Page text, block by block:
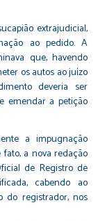
extrajudicial,
ao pedido. A
que, havendo
os autos ao juízo
deveria ser
emendar a petição
a impugnação
a nova redação
de Registro de
cabendo ao
do registrador, nos